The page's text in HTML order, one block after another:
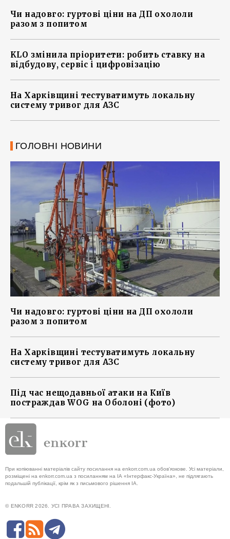
Чи надовго: гуртові ціни на ДП охололи
разом з попитом
KLO змінила пріоритети: робить ставку на
відбудову, сервіс і цифровізацію
На Харківщині тестуватимуть локальну
систему тривог для АЗС
ГОЛОВНІ НОВИНИ
Чи надовго: гуртові ціни на ДП охололи
разом з попитом
На Харківщині тестуватимуть локальну
систему тривог для АЗС
Під час нещодавньої атаки на Київ
постраждав WOG на Оболоні (фото)
При копіюванні матеріалів сайту посилання на enkorr.com.ua обов'язкове. Усі матеріали,
розміщені на enkorr.com.ua з посиланням на ІА «Інтерфакс-Україна», не підлягають
подальшій публікації, крім як з письмового рішення ІА.
© ENKORR 2026. УСІ ПРАВА ЗАХИЩЕНІ.